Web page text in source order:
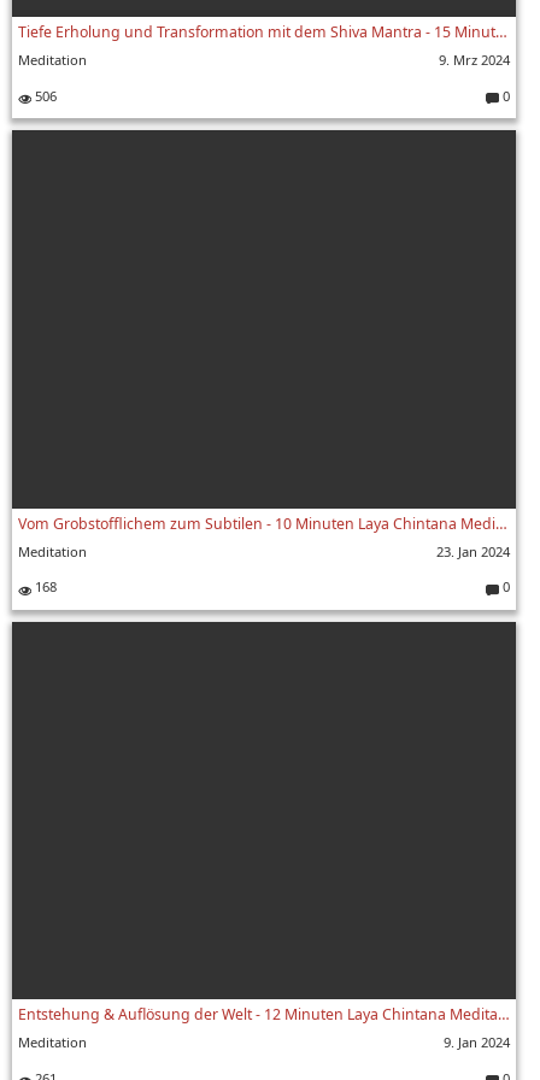
Tiefe Erholung und Transformation mit dem Shiva Mantra - 15 Minuten Tiefenentspannung mit Sukadev
Meditation
9. Mrz 2024
506
0
Vom Grobstofflichem zum Subtilen - 10 Minuten Laya Chintana Meditation mit Sukadev
Meditation
23. Jan 2024
168
0
Entstehung & Auflösung der Welt - 12 Minuten Laya Chintana Meditation mit Sukadev
Meditation
9. Jan 2024